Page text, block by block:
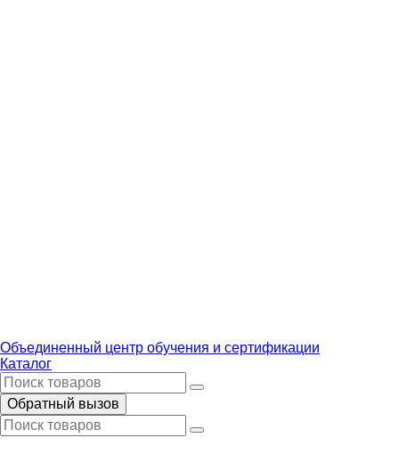
Объединенный центр обучения и сертификации
Каталог
Обратный вызов